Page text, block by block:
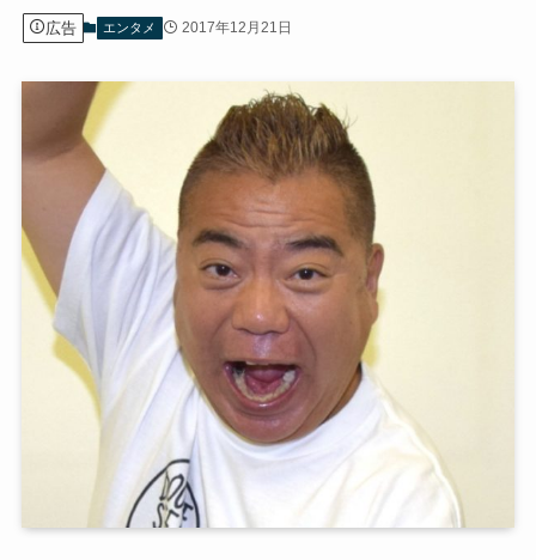
広告 エンタメ 2017年12月21日